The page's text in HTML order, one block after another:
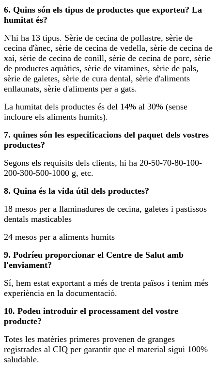
6. Quins són els tipus de productes que exporteu? La
humitat és?
N'hi ha 13 tipus. Sèrie de cecina de pollastre, sèrie de
cecina d'ànec, sèrie de cecina de vedella, sèrie de cecina de
xai, sèrie de cecina de conill, sèrie de cecina de porc, sèrie
de productes aquàtics, sèrie de vitamines, sèrie de pals,
sèrie de galetes, sèrie de cura dental, sèrie d'aliments
enllaunats, sèrie d'aliments per a gats.
La humitat dels productes és del 14% al 30% (sense
incloure els aliments humits).
7. quines són les especificacions del paquet dels vostres
productes?
Segons els requisits dels clients, hi ha 20-50-70-80-100-
200-300-500-1000 g, etc.
8. Quina és la vida útil dels productes?
18 mesos per a llaminadures de cecina, galetes i pastissos
dentals masticables
24 mesos per a aliments humits
9. Podríeu proporcionar el Centre de Salut amb
l'enviament?
Sí, hem estat exportant a més de trenta països i tenim més
experiència en la documentació.
10. Podeu introduir el processament del vostre
producte?
Totes les matèries primeres provenen de granges
registrades al CIQ per garantir que el material sigui 100%
saludable.